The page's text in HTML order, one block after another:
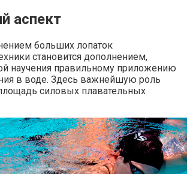
аспект
больших лопаток
становится дополнением,
научения правильному приложению
в воде. Здесь важнейшую роль
силовых плавательных